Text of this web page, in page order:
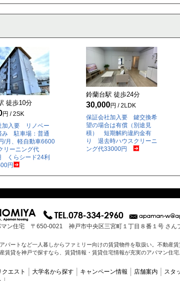
徒歩10分
円 / 2SK
加入要 リノベー
み 駐車場：普通
/月、軽自動車6600
リーニング代
くらシード24利
円
鈴蘭台駅 徒歩24分
30,000円 / 2LDK
保証会社加入要 鍵交換希
望の場合は有償（別途見
積） 短期解約違約金有
り 退去時ハウスクリーニ
ング代33000円
ン住宅 〒650-0021 神戸市中央区三宮町１丁目８番１号 さん
ートなど一人暮しからファミリー向けの賃貸物件を取扱い。不動産
貸を神戸で探すなら、賃貸情報・賃貸住宅情報が充実のアパマン住宅
クエスト 大学名から探す キャンペーン情報 店舗案内 スタ